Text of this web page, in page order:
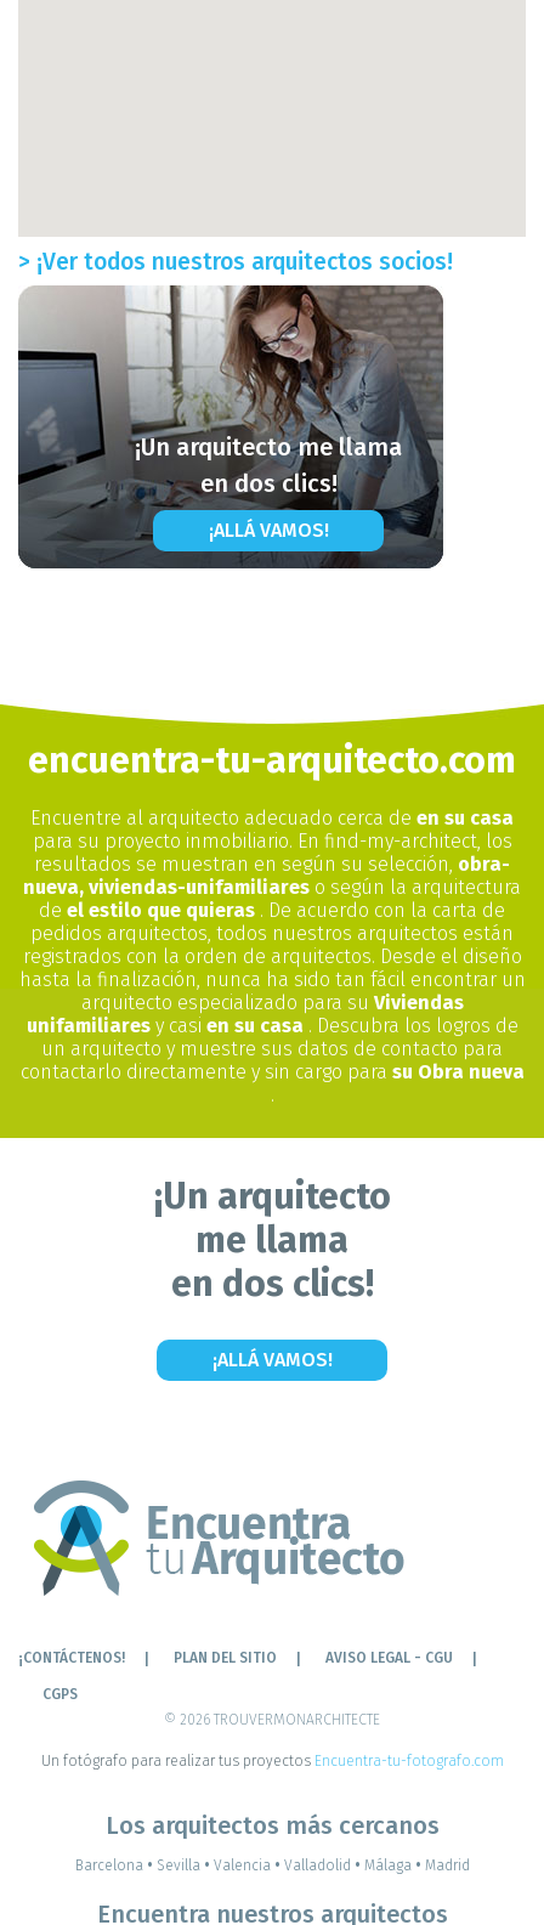
> ¡Ver todos nuestros arquitectos socios!
¡Un arquitecto me llama
en dos clics!
¡ALLÁ VAMOS!
encuentra-tu-arquitecto.com
Encuentre al arquitecto adecuado cerca de en su casa
para su proyecto inmobiliario. En find-my-architect, los
resultados se muestran en según su selección, obra-
nueva, viviendas-unifamiliares o según la arquitectura
de el estilo que quieras . De acuerdo con la carta de
pedidos arquitectos, todos nuestros arquitectos están
registrados con la orden de arquitectos. Desde el diseño
hasta la finalización, nunca ha sido tan fácil encontrar un
arquitecto especializado para su Viviendas
unifamiliares y casi en su casa . Descubra los logros de
un arquitecto y muestre sus datos de contacto para
contactarlo directamente y sin cargo para su Obra nueva
.
¡Un arquitecto
me llama
en dos clics!
¡ALLÁ VAMOS!
¡CONTÁCTENOS! PLAN DEL SITIO AVISO LEGAL - CGU
CGPS
© 2026 TROUVERMONARCHITECTE
Un fotógrafo para realizar tus proyectos Encuentra-tu-fotografo.com
Los arquitectos más cercanos
Barcelona • Sevilla • Valencia • Valladolid • Málaga • Madrid
Encuentra nuestros arquitectos